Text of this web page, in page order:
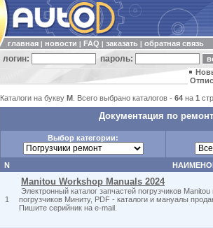
главная новости FAQ заказать обратная связь
логин: пароль:
Каталоги на букву M . Всего выбрано каталогов - 64 на 1
Документация по
Выбор категории:
N
1
Manitou Workshop Manuals 2024
Электронный каталог запчастей погрузчиков
погрузчиков Миниту, PDF - каталоги и мануалы
Пишите серийник на e-mail.